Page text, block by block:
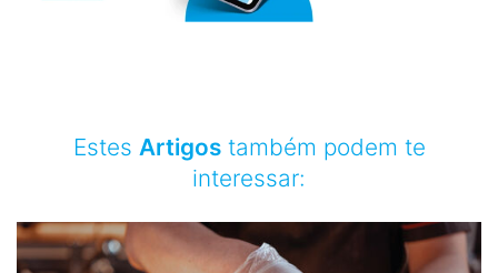
Estes Artigostambém podem te
interessar: